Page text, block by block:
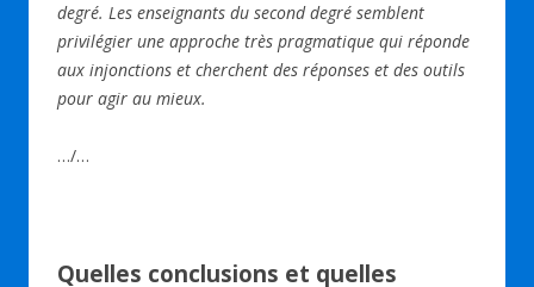
degré. Les enseignants du second degré semblent
privilégier une approche très pragmatique qui réponde
aux injonctions et cherchent des réponses et des outils
pour agir au mieux.
…/…
Quelles conclusions et quelles